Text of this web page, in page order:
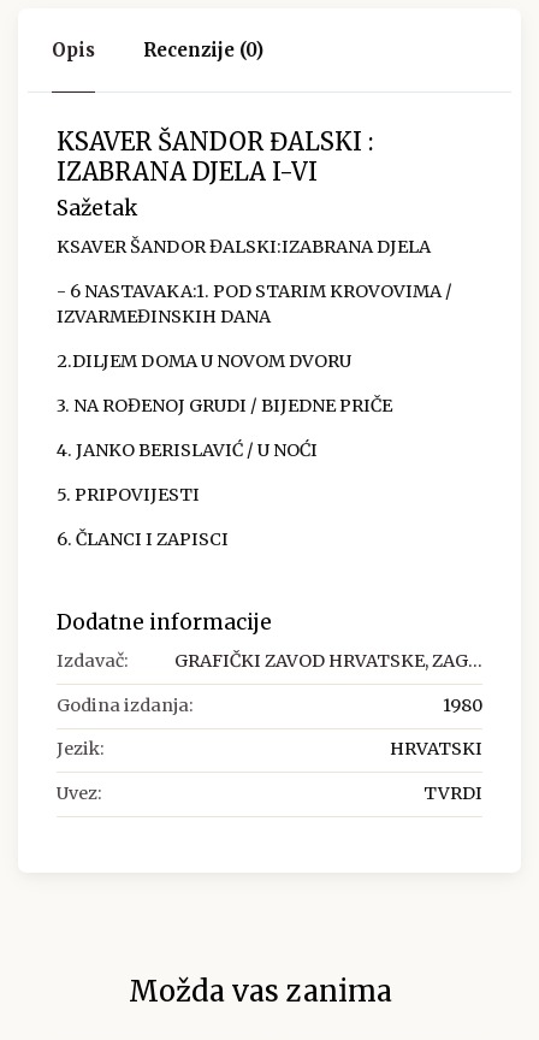
Opis Recenzije (0)
KSAVER ŠANDOR ĐALSKI :
IZABRANA DJELA I-VI
Sažetak
KSAVER ŠANDOR ĐALSKI:IZABRANA DJELA
- 6 NASTAVAKA:1. POD STARIM KROVOVIMA /
IZVARMEĐINSKIH DANA
2.DILJEM DOMA U NOVOM DVORU
3. NA ROĐENOJ GRUDI / BIJEDNE PRIČE
4. JANKO BERISLAVIĆ / U NOĆI
5. PRIPOVIJESTI
6. ČLANCI I ZAPISCI
Dodatne informacije
Izdavač: GRAFIČKI ZAVOD HRVATSKE, ZAG...
Godina izdanja: 1980
Jezik: HRVATSKI
Uvez: TVRDI
Možda vas zanima